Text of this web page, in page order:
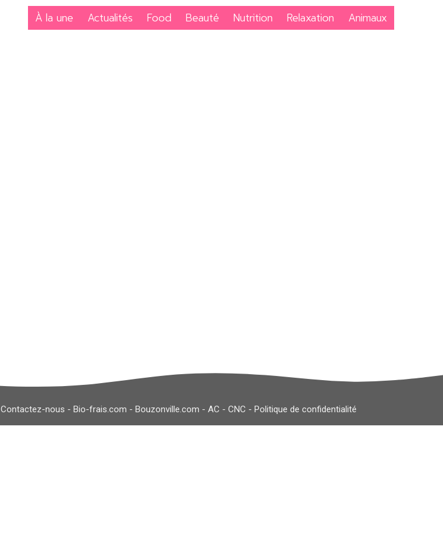
À la une Actualités Food Beauté Nutrition Relaxation Animaux
Contactez-nous - Bio-frais.com - Bouzonville.com - AC - CNC - Politique de confidentialité